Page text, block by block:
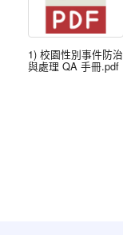
1) 校園性別事件防治
與處理 QA 手冊.pdf